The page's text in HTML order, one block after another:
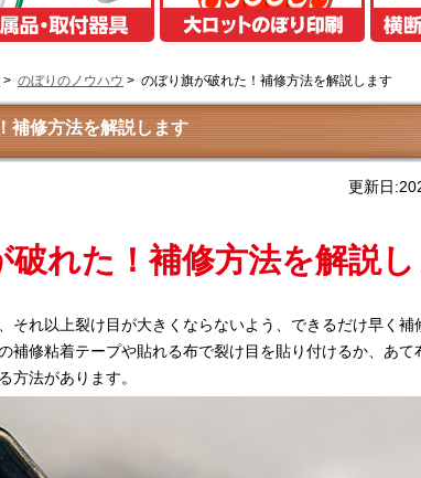
> のぼりのノウハウ > のぼり旗が破れた！補修方法を解説します
補修方法を解説します
更新日
破れた！補修方法を解説
それ以上裂け目が大きくならないよう、できるだけ早く補
補修粘着テープや貼れる布で裂け目を貼り付けるか、あて
方法があります。